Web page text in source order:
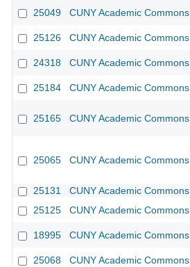
25049 CUNY Academic Commons
25126 CUNY Academic Commons
24318 CUNY Academic Commons
25184 CUNY Academic Commons
25165 CUNY Academic Commons
25065 CUNY Academic Commons
25131
CUNY Academic Commons
25125
CUNY Academic Commons
18995 CUNY Academic Commons
25068 CUNY Academic Commons